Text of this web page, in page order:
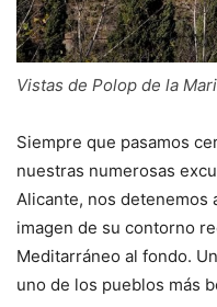
Vistas de Polop de la
Siempre que pasamos
nuestras numerosas
Alicante, nos detenemos
imagen de su contorno
Meditarráneo al fondo.
uno de los pueblos más